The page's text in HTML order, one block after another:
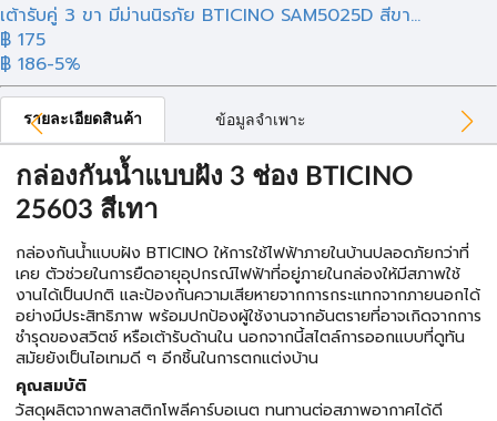
เต้ารับคู่ 3 ขา มีม่านนิรภัย BTICINO SAM5025D สีขา...
฿ 175
฿ 186-5%
รายละเอียดสินค้า ข้อมูลจำเพาะ
กล่องกันน้ำแบบฝัง 3 ช่อง BTICINO
25603 สีเทา
กล่องกันน้ำแบบฝัง BTICINO ให้การใช้ไฟฟ้าภายในบ้านปลอดภัยกว่าที่
เคย ตัวช่วยในการยืดอายุอุปกรณ์ไฟฟ้าที่อยู่ภายในกล่องให้มีสภาพใช้
งานได้เป็นปกติ และป้องกันความเสียหายจากการกระแทกจากภายนอกได้
อย่างมีประสิทธิภาพ พร้อมปกป้องผู้ใช้งานจากอันตรายที่อาจเกิดจากการ
ชำรุดของสวิตช์ หรือเต้ารับด้านใน นอกจากนี้สไตล์การออกแบบที่ดูทัน
สมัยยังเป็นไอเทมดี ๆ อีกชิ้นในการตกแต่งบ้าน
คุณสมบัติ
วัสดุผลิตจากพลาสติกโพลีคาร์บอเนต ทนทานต่อสภาพอากาศได้ดี